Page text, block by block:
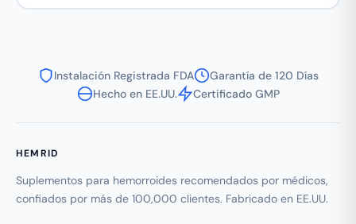
Instalación Registrada FDA
Garantía de 120 Días
Hecho en EE.UU.
Certificado GMP
HEMRID
Suplementos para hemorroides recomendados por médicos,
confiados por más de 100,000 clientes. Fabricado en EE.UU.